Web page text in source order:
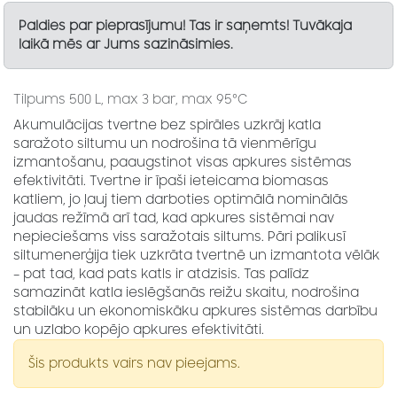
Paldies par pieprasījumu! Tas ir saņemts! Tuvākaja
laikā mēs ar Jums sazināsimies.
Tilpums 500 L, max 3 bar, max 95ºC
Akumulācijas tvertne bez spirāles uzkrāj katla
saražoto siltumu un nodrošina tā vienmērīgu
izmantošanu, paaugstinot visas apkures sistēmas
efektivitāti. Tvertne ir īpaši ieteicama biomasas
katliem, jo ļauj tiem darboties optimālā nominālās
jaudas režīmā arī tad, kad apkures sistēmai nav
nepieciešams viss saražotais siltums. Pāri palikusī
siltumenerģija tiek uzkrāta tvertnē un izmantota vēlāk
– pat tad, kad pats katls ir atdzisis. Tas palīdz
samazināt katla ieslēgšanās reižu skaitu, nodrošina
stabilāku un ekonomiskāku apkures sistēmas darbību
un uzlabo kopējo apkures efektivitāti.
Šis produkts vairs nav pieejams.